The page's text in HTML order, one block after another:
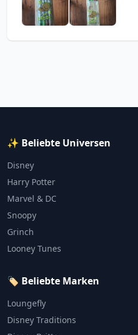
✨ Beliebte Universen
Disney
Harry Potter
Marvel & DC
Snoopy
Grinch
Looney Tunes
🏷️ Beliebte Marken
Loungefly
Disney Traditions